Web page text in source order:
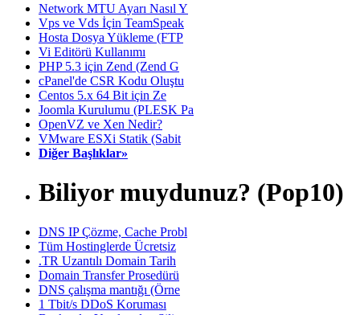
Network MTU Ayarı Nasıl Y
Vps ve Vds İçin TeamSpeak
Hosta Dosya Yükleme (FTP
Vi Editörü Kullanımı
PHP 5.3 için Zend (Zend G
cPanel'de CSR Kodu Oluştu
Centos 5.x 64 Bit için Ze
Joomla Kurulumu (PLESK Pa
OpenVZ ve Xen Nedir?
VMware ESXi Statik (Sabit
Diğer Başlıklar»
Biliyor muydunuz? (Pop10)
DNS IP Çözme, Cache Probl
Tüm Hostinglerde Ücretsiz
.TR Uzantılı Domain Tarih
Domain Transfer Prosedürü
DNS çalışma mantığı (Örne
1 Tbit/s DDoS Koruması